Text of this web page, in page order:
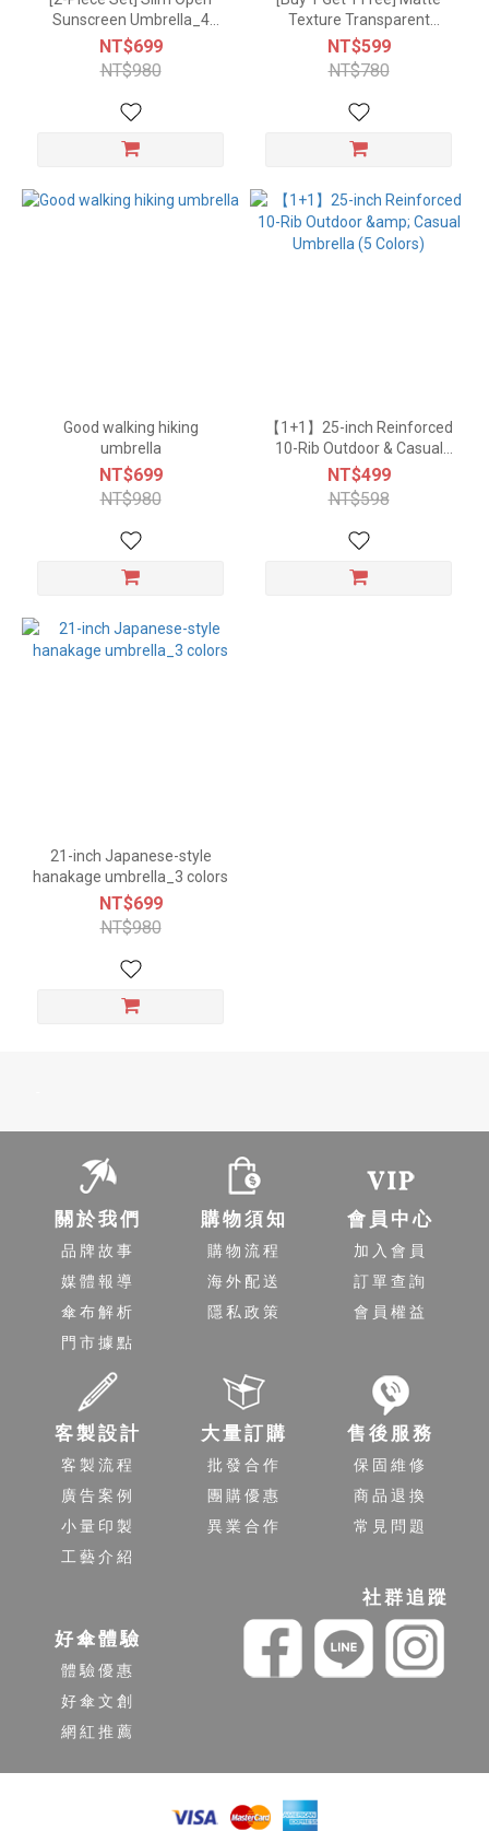
Sunscreen Umbrella_4
Colors
NT$699
NT$980
Texture Transparent
Straight Automatic
Umbrella (2 Colors)
NT$599
NT$780
Good walking hiking
umbrella
NT$699
NT$980
【1+1】25-inch Reinforced
10-Rib Outdoor & Casual
Umbrella (5 Colors)
NT$499
NT$598
21-inch Japanese-style
hanakage umbrella_3 colors
NT$699
NT$980
關於我們
品牌故事
媒體報導
傘布解析
門市據點
購物須知
購物流程
海外配送
隱私政策
會員中心
加入會員
訂單查詢
會員權益
客製設計
客製流程
廣告案例
小量印製
工藝介紹
大量訂購
批發合作
團購優惠
異業合作
售後服務
保固維修
商品退換
常見問題
好傘體驗
體驗優惠
好傘文創
網紅推薦
社群追蹤